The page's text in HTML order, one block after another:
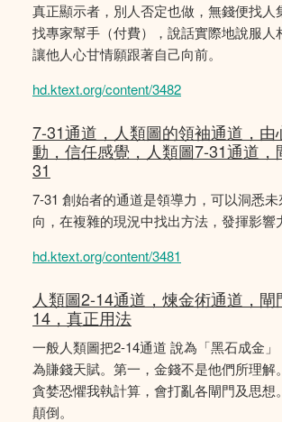
真正顯示者，別人否定也做，無錢便找人
找專家幫手（付費），說話實際地說服人
讓他人心甘情願跟著自己向前。
hd.ktext.org/content/3482
7-31通道，人類圖的領袖通道，由
動，信任感覺，人類圖7-31通道，
31
7-31 創始者的通道是領導力，可以洞悉
向，在複雜的現況中找出方法，發揮影響
hd.ktext.org/content/3481
人類圖2-14通道，煉金術通道，閘
14，真正用法
一般人類圖把2-14通道 說為「黑石成金
為賺錢天賦。第一，金錢不是他們所理解
貪婪恐懼我執計算，會打亂各閘門及思想
顛倒。